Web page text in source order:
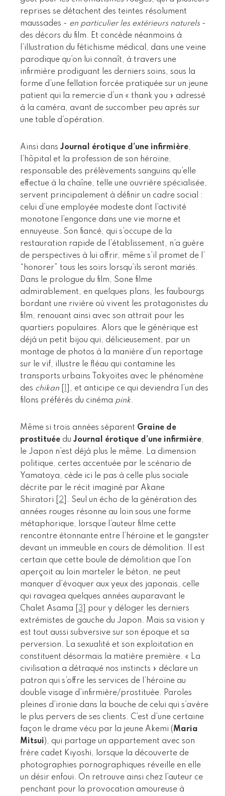
reprises se détachent des teintes résolument
maussades - en particulier les extérieurs naturels -
des décors du film. Et concède néanmoins à
l’illustration du fétichisme médical, dans une veine
parodique qu’on lui connaît, à travers une
infirmière prodiguant les derniers soins, sous la
forme d’une fellation forcée pratiquée sur un jeune
patient qui la remercie d’un « thank you » adressé
à la caméra, avant de succomber peu après sur
une table d’opération.
Ainsi dans Journal érotique d’une infirmière,
l’hôpital et la profession de son héroïne,
responsable des prélèvements sanguins qu’elle
effectue à la chaîne, telle une ouvrière spécialisée,
servent principalement à définir un cadre social :
celui d’une employée modeste dont l’activité
monotone l’engonce dans une vie morne et
ennuyeuse. Son fiancé, qui s’occupe de la
restauration rapide de l’établissement, n’a guère
de perspectives à lui offrir, même s’il promet de l’
“honorer” tous les soirs lorsqu’ils seront mariés.
Dans le prologue du film, Sone filme
admirablement, en quelques plans, les faubourgs
bordant une rivière où vivent les protagonistes du
film, renouant ainsi avec son attrait pour les
quartiers populaires. Alors que le générique est
déjà un petit bijou qui, délicieusement, par un
montage de photos à la manière d’un reportage
sur le vif, illustre le fléau qui contamine les
transports urbains Tokyoïtes avec le phénomène
des chikan
, et anticipe ce qui deviendra l’un des
filons préférés du cinéma pink.
Même si trois années séparent Graine de
prostituée du Journal érotique d’une infirmière,
le Japon n’est déjà plus le même. La dimension
politique, certes accentuée par le scénario de
Yamatoya, cède ici le pas à celle plus sociale
décrite par le récit imaginé par Akane
Shiratori
2 . Seul un écho de la génération des
années rouges résonne au loin sous une forme
métaphorique, lorsque l’auteur filme cette
rencontre étonnante entre l’héroïne et le gangster
devant un immeuble en cours de démolition. Il est
certain que cette boule de démolition que l’on
aperçoit au loin marteler le béton, ne peut
manquer d’évoquer aux yeux des japonais, celle
qui ravagea quelques années auparavant le
Chalet Asama
3
pour y déloger les derniers
extrémistes de gauche du Japon. Mais sa vision y
est tout aussi subversive sur son époque et sa
perversion. La sexualité et son exploitation en
constituent désormais la matière première. « La
civilisation a détraqué nos instincts » déclare un
patron qui s’offre les services de l’héroïne au
double visage d’infirmière/prostituée. Paroles
pleines d’ironie dans la bouche de celui qui s’avère
le plus pervers de ses clients. C’est d’une certaine
façon le drame vécu par la jeune Akemi (Maria
Mitsui), qui partage un appartement avec son
frère cadet Kiyoshi, lorsque la découverte de
photographies pornographiques réveille en elle
un désir enfoui. On retrouve ainsi chez l’auteur ce
penchant pour la provocation amoureuse à